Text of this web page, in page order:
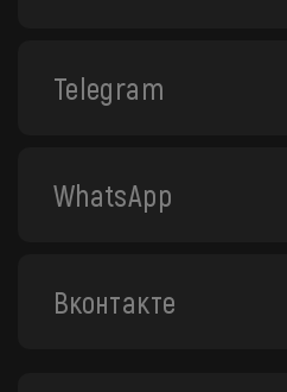
Telegram
WhatsApp
Вконтакте